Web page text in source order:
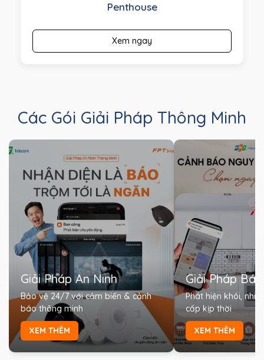
Penthouse
Xem ngay
Các Gói Giải Pháp Thông Minh
Giải Pháp An Ninh
Bảo vệ 24/7 với cảm biến & cảnh
báo thông minh
XEM THÊM
Giải Pháp
Phát hiện khói,
cấp kịp thời
XEM THÊM